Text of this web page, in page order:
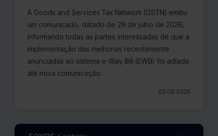
A Goods and Services Tax Network (GSTN) emitiu
um comunicado, datado de 29 de julho de 2026,
informando todas as partes interessadas de que a
implementação das melhorias recentemente
anunciadas ao sistema e-Way Bill (EWB) foi adiada
até nova comunicação.
03.08.2026